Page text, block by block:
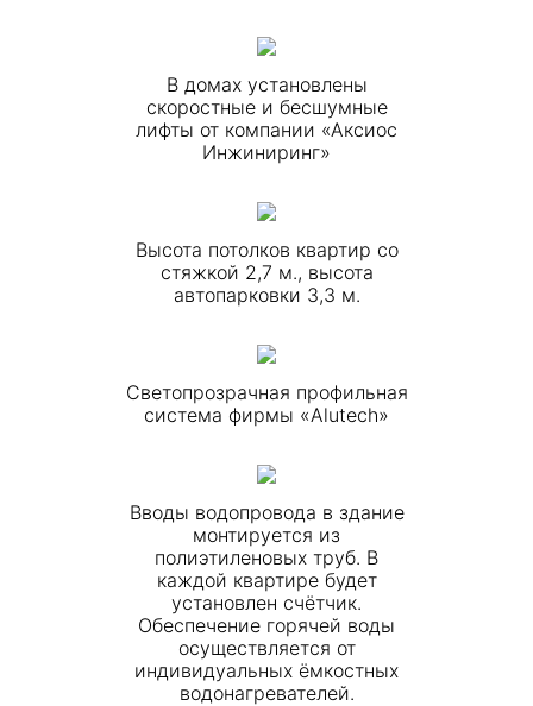
В домах установлены
скоростные и бесшумные
лифты от компании «Аксиос
Инжиниринг»
Высота потолков квартир со
стяжкой 2,7 м., высота
автопарковки 3,3 м.
Светопрозрачная профильная
система фирмы «Alutech»
Вводы водопровода в здание
монтируется из
полиэтиленовых труб. В
каждой квартире будет
установлен счётчик.
Обеспечение горячей воды
осуществляется от
индивидуальных ёмкостных
водонагревателей.